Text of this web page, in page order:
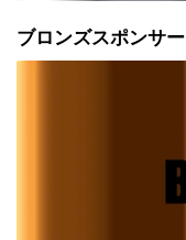
ブロンズスポンサー